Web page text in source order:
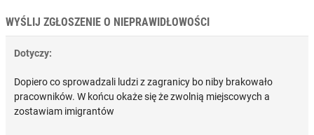
WYŚLIJ ZGŁOSZENIE O NIEPRAWIDŁOWOŚCI
Dotyczy:
Dopiero co sprowadzali ludzi z zagranicy bo niby brakowało
pracowników. W końcu okaże się że zwolnią miejscowych a
zostawiam imigrantów